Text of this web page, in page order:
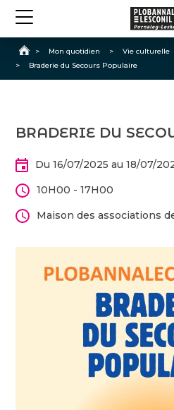
Accueil
> Mon quotidien > Vie culturelle
>
Braderie du Secours Populaire
BRADERIE DU
Du 16/07/2025 au 18/07/
10H00 - 17H00
Maison des associations